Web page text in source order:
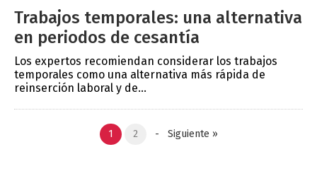
Trabajos temporales: una alternativa
en periodos de cesantía
Los expertos recomiendan considerar los trabajos
temporales como una alternativa más rápida de
reinserción laboral y de...
1 2 - Siguiente »